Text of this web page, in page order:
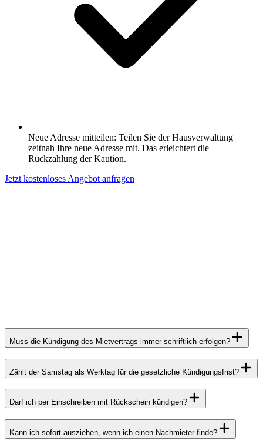
Neue Adresse mitteilen: Teilen Sie der Hausverwaltung
zeitnah Ihre neue Adresse mit. Das erleichtert die
Rückzahlung der Kaution.
Jetzt kostenloses Angebot anfragen
Muss die Kündigung des Mietvertrags immer schriftlich erfolgen?
Zählt der Samstag als Werktag für die gesetzliche Kündigungsfrist?
Darf ich per Einschreiben mit Rückschein kündigen?
Kann ich sofort ausziehen, wenn ich einen Nachmieter finde?